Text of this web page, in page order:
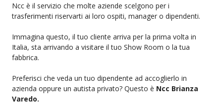
Ncc è il servizio che molte aziende scelgono per i
trasferimenti riservarti ai loro ospiti, manager o dipendenti.
Immagina questo, il tuo cliente arriva per la prima volta in
Italia, sta arrivando a visitare il tuo Show Room o la tua
fabbrica.
Preferisci che veda un tuo dipendente ad accoglierlo in
azienda oppure un autista privato? Questo è Ncc Brianza
Varedo.